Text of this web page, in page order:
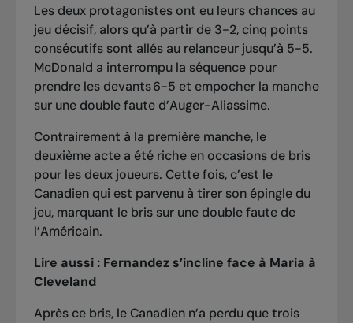
Les deux protagonistes ont eu leurs chances au
jeu décisif, alors qu’à partir de 3-2, cinq points
consécutifs sont allés au relanceur jusqu’à 5-5.
McDonald a interrompu la séquence pour
prendre les devants 6-5 et empocher la manche
sur une double faute d’Auger-Aliassime.
Contrairement à la première manche, le
deuxième acte a été riche en occasions de bris
pour les deux joueurs. Cette fois, c’est le
Canadien qui est parvenu à tirer son épingle du
jeu, marquant le bris sur une double faute de
l’Américain.
Lire aussi : Fernandez s’incline face à Maria à
Cleveland
Après ce bris, le Canadien n’a perdu que trois